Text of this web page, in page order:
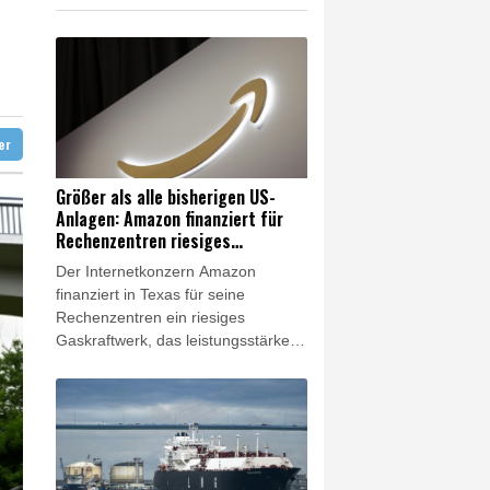
riesiges Gaskraftwerk
Größer als alle bisherigen US-
Anlagen: Amazon finanziert für
Rechenzentren riesiges
Gaskraftwerk
Der Internetkonzern Amazon
finanziert in Texas für seine
Rechenzentren ein riesiges
Gaskraftwerk, das leistungsstärker
USA werden soll. Das Unternehmen
bestätigte am Freitag
entsprechende Berichte. Es ist das
jüngste Beispiel dafür, wie die
großen Technologiekonzerne im